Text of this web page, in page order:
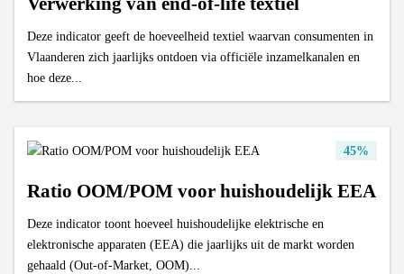
Deze indicator geeft de hoeveelheid textiel waarvan consumenten in
Vlaanderen zich jaarlijks ontdoen via officiële inzamelkanalen en
hoe deze...
45%
Ratio OOM/POM voor huishoudelijk EEA
Deze indicator toont hoeveel huishoudelijke elektrische en
elektronische apparaten (EEA) die jaarlijks uit de markt worden
gehaald (Out-of-Market, OOM)...